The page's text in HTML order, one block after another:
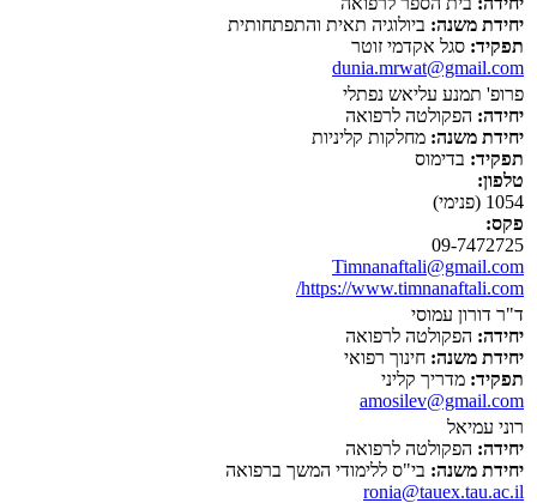
יחידת משנה: ביולוגיה תאית והתפתחותית
תפקיד: סגל אקדמי זוטר
dunia.mrwat@gmail.com
פרופ' תמנע עליאש נפתלי
יחידה: הפקולטה לרפואה
יחידת משנה: מחלקות קליניות
תפקיד: בדימוס
טלפון:
1054 (פנימי)
פקס:
09-7472725
Timnanaftali@gmail.com
https://www.timnanaftali.com/
ד"ר דורון עמוסי
יחידה: הפקולטה לרפואה
יחידת משנה: חינוך רפואי
תפקיד: מדריך קליני
amosilev@gmail.com
רוני עמיאל
יחידה: הפקולטה לרפואה
יחידת משנה: בי"ס ללימודי המשך ברפואה
ronia@tauex.tau.ac.il